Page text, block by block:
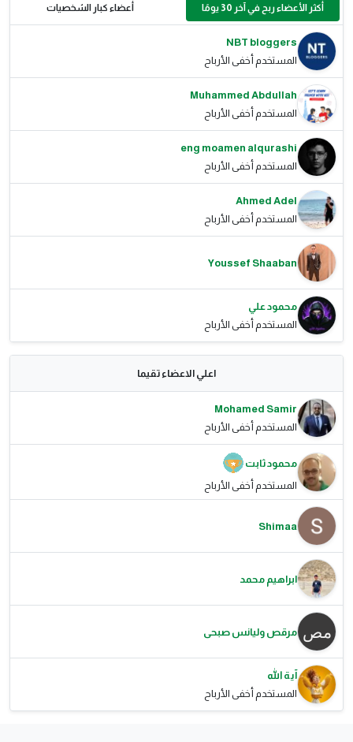
أكثر الأعضاء ربح في آخر 30 يومًا أعضاء كبار الشخصيات
NBT bloggers
المستخدم أخفى الأرباح
Muhammed Abdullah
المستخدم أخفى الأرباح
eng moamen alqurashi
المستخدم أخفى الأرباح
Ahmed Adel
المستخدم أخفى الأرباح
Youssef Shaaban
محمود علي
المستخدم أخفى الأرباح
اعلي الاعضاء تقيما
Mohamed Samir
المستخدم أخفى الأرباح
محمود ثابت
المستخدم أخفى الأرباح
Shimaa
ابراهيم محمد
مرقص وليانس صبحى
آية الله
المستخدم أخفى الأرباح